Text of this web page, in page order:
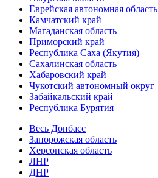
Еврейская автономная область
Камчатский край
Магаданская область
Приморский край
Республика Саха (Якутия)
Сахалинская область
Хабаровский край
Чукотский автономный округ
Забайкальский край
Республика Бурятия
Весь Донбасс
Запорожская область
Херсонская область
ЛНР
ДНР